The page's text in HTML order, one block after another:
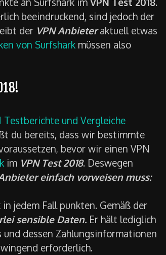
beeindruckend, sind jedoch der
der VPN Anbieter aktuell etwas
von Surfshark müssen also
Testberichte und Vergleiche
du bereits, dass wir bestimmte
bevor wir einen VPN
im VPN Test 2018. Deswegen
einfach vorweisen muss:
jedem Fall punkten. Gemäß der
sensible Daten. Er hält lediglich
und dessen Zahlungsinformationen
erforderlich.